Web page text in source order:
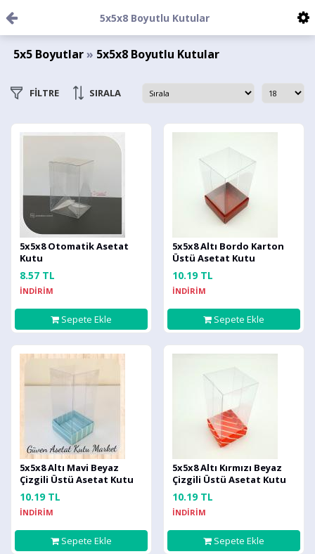
5x5x8 Boyutlu Kutular
5x5 Boyutlar» 5x5x8 Boyutlu Kutular
FİLTRE SIRALA
5x5x8 Otomatik Asetat
Kutu
8.57 TL
İNDİRİM
Sepete Ekle
5x5x8 Altı Bordo Karton
Üstü Asetat Kutu
10.19 TL
İNDİRİM
Sepete Ekle
5x5x8 Altı Mavi Beyaz
Çizgili Üstü Asetat Kutu
10.19 TL
İNDİRİM
Sepete Ekle
5x5x8 Altı Kırmızı Beyaz
Çizgili Üstü Asetat Kutu
10.19 TL
İNDİRİM
Sepete Ekle